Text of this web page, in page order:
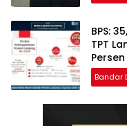
BPS:
TPT
Persen
Bandar